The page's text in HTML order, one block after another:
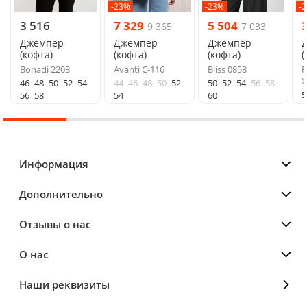
3 516
Джемпер
(кофта)
Bonadi 2203
46 48 50 52 54
56 58
-23%
7 329 9 365
Джемпер
(кофта)
Avanti C-116
44 46 48 50 52
54
-23%
5 504 7 033
Джемпер
(кофта)
Bliss 0858
50 52 54 56 58
60
-
Информация
Дополнительно
Отзывы о нас
О нас
Наши реквизиты